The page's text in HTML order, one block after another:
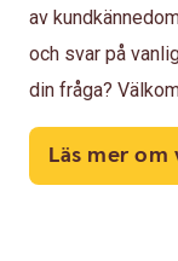
av
och svar på
din fråga?
Läs mer om